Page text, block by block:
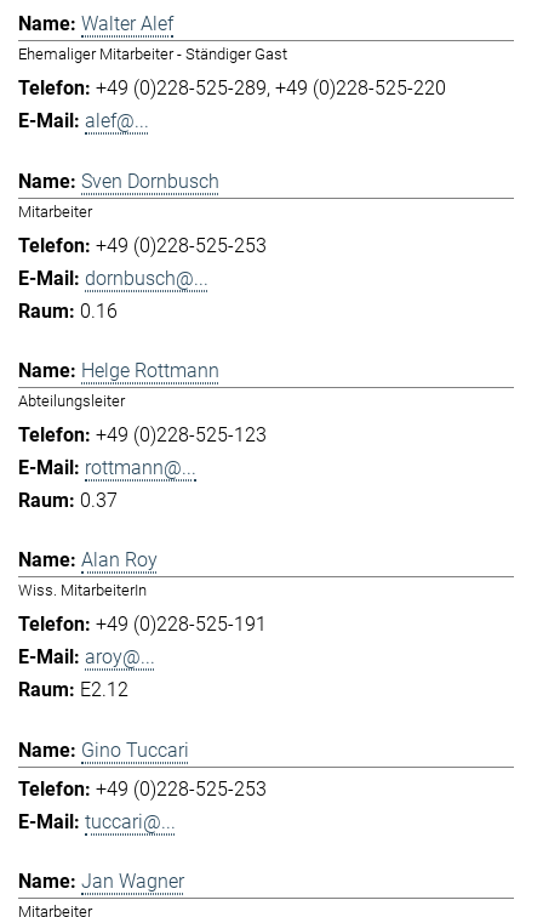
Walter Alef
Ehemaliger Mitarbeiter - Ständiger Gast
+49 (0)228-525-289 +49 (0)228-525-220
alef@...
Sven Dornbusch
Mitarbeiter
+49 (0)228-525-253
dornbusch@...
0.16
Helge Rottmann
Abteilungsleiter
+49 (0)228-525-123
rottmann@...
0.37
Alan Roy
Wiss. MitarbeiterIn
+49 (0)228-525-191
aroy@...
E2.12
Gino Tuccari
+49 (0)228-525-253
tuccari@...
Jan Wagner
Mitarbeiter